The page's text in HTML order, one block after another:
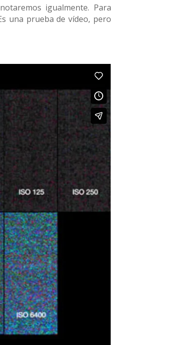
igualmente. Para
una prueba de vídeo, pero